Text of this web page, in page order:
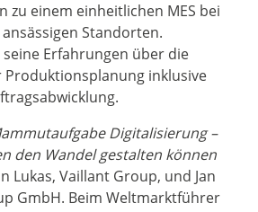
zu einem einheitlichen MES bei
Standorten.
Erfahrungen über die
inklusive
Digitalisierung –
den Wandel gestalten können
Lukas, Vaillant Group, und Jan
GmbH. Beim Weltmarktführer